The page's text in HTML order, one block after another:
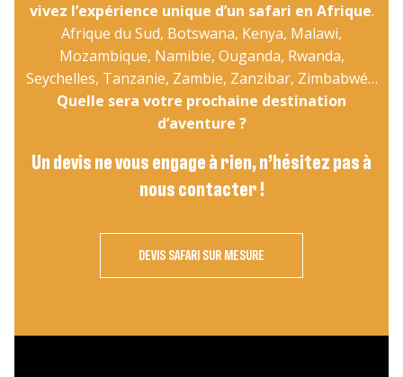
vivez l’expérience unique d’un safari en Afrique.
Afrique du Sud, Botswana, Kenya, Malawi,
Mozambique, Namibie, Ouganda, Rwanda,
Seychelles, Tanzanie, Zambie, Zanzibar, Zimbabwé…
Quelle sera votre prochaine destination
d’aventure ?
Un devis ne vous engage à rien, n’hésitez pas à
nous contacter !
DEVIS SAFARI SUR MESURE